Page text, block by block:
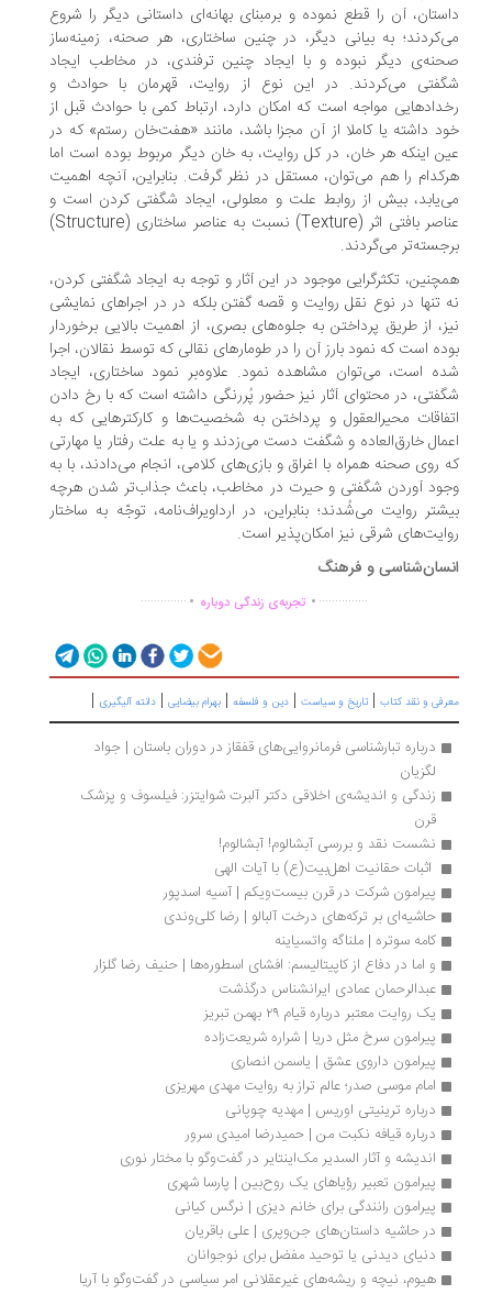
آن را قطع نموده و برمبنای بهانه‌ای داستانی دیگر را شروع
به بیانی دیگر، در چنین ساختاری، هر صحنه، زمینه‌ساز
دیگر نبوده و با ایجاد چنین ترفندی، در مخاطب ایجاد
می‌کردند. در این نوع از روایت، قهرمان با حوادث و
مواجه است که امکان دارد، ارتباط کمی با حوادث قبل از
داشته یا کاملا از آن مجزا باشد، مانند «هفت‌خان رستم» که در
اینکه هر خان، در کل روایت، به خان دیگر مربوط بوده است اما
را هم می‌توان، مستقل در نظر گرفت. بنابراین، آنچه اهمیت
بیش از روابط علت و معلولی، ایجاد شگفتی کردن است و
عناصر بافتی اثر (Texture) نسبت به عناصر ساختاری (Structure)
می‌گردند.
تکثرگرایی موجود در این آثار و توجه به ایجاد شگفتی کردن،
تنها در نوع نقل روایت و قصه گفتن بلکه در در اجراهای نمایشی
از طریق پرداختن به جلوه‌های بصری، از اهمیت بالایی برخوردار
است که نمود بارز آن را در طومار‌های نقالی که توسط نقالان، اجرا
است، می‌توان مشاهده نمود. علاوه‌بر نمود ساختاری، ایجاد
در محتوای آثار نیز حضور پُررنگی داشته است که با رخ دادن
محیرالعقول و پرداختن به شخصیت‌ها و کارکترهایی که به
خارق‌العاده و شگفت دست می‌زدند و یا به علت رفتار یا مهارتی
روی صحنه همراه با اغراق و بازی‌های کلامی، انجام می‌دادند، با به
آوردن شگفتی و حیرت در مخاطب، باعث جذاب‌تر شدن هرچه
روایت می‌شُدند؛ بنابراین، در ارداویراف‌نامه، توجّه به ساختار
شرقی نیز امکان‌پذیر است.
و فرهنگ
...............
. تجربه‌ی زندگی دوباره.
..............
و نقد کتاب|تاریخ و سیاست |دین و فلسفه|بهرام بیضایی|دانته آلیگیری|
درباره تبارشناسی فرمانروایی‌های قفقاز در دوران باستان | جواد
زندگی و اندیشه‌ی اخلاقی دکتر آلبرت شوایتزر: فیلسوف و پزشک
نشست نقد و بررسی آبشالوم! آبشالوم!
اثبات حقانیت اهل‌بیت(ع) با آیات الهی
پیرامون شرکت در قرن بیست‌ویکم | آسیه اسدپور
حاشیه‌ای بر ترکه‌های درخت آلبالو | رضا کلی‌وندی
کامه سوتره | ملناگه واتسیاینه
و اما در دفاع از کاپیتالیسم: افشای اسطوره‌ها | حنیف رضا گلزار
عبدالرحمان عمادی ایرانشناس درگذشت
یک روایت معتبر درباره قیام ۲۹ بهمن تبریز
پیرامون سرخ مثل دریا | شراره شریعت‌زاده
پیرامون داروی عشق | یاسمن انصاری
امام موسی صدر؛ عالم تراز به روایت مهدی مهریزی
درباره ترینیتی اوریس | مهدیه چوپانی
درباره قیافه نکبت من | حمیدرضا امیدی سرور
اندیشه و آثار السدیر مک‌اینتایر در گفت‌وگو با مختار نوری
پیرامون تعبیر رؤیاهای یک روح‌بین | پارسا شهری
پیرامون رانندگی برای خانم دیزی | نرگس کیانی
در حاشیه داستان‌های جن‌وپری | علی باقریان
دنیای دیدنی یا توحید مفضل برای نوجوانان
هیوم، نیچه و ریشه‌های غیرعقلانی امر سیاسی در گفت‌وگو با آریا